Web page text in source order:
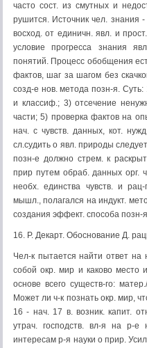
часто сост. из смутных и
рушится. Источник чел. знания
восход. от единичн. явл. и
условие прогресса знания
понятий. Процесс обобщения
фактов, шаг за шагом без
созд-е нов. метода позн-я.
и классиф.; 3) отсечение
части; 5) проверка фактов на
нач. с чувств. данных, кот.
сл.судить о явл. природы
позн-е должно стрем. к
прир путем обраб. данных орг.
необх. единства чувств. и
мышл., полагался на индукт.
создания эффект. способа позн-
16. Р. Декарт. Обоснование Д.
Чел-к пытается найти ответ на
собой окр. мир и каково место
основе всего существ-го:
Может ли ч-к познать окр. мир,
16 - нач. 17 в. возник. капит.
утрач. господств. вл-я на р-
интересам р-я науки о прир.